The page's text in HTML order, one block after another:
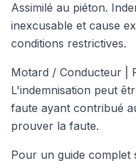
Assimilé au piéton.
inexcusable et cause
conditions restrictives.
Motard / Conducteur |
L'indemnisation peut
faute ayant contribué
prouver la faute.
Pour un guide complet